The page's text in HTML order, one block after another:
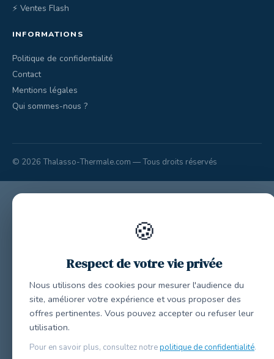
⚡ Ventes Flash
INFORMATIONS
Politique de confidentialité
Contact
Mentions légales
Qui sommes-nous ?
© 2026 Thalasso-Thermale.com — Tous droits réservés
🍪
Respect de votre vie privée
Nous utilisons des cookies pour mesurer l'audience du
site, améliorer votre expérience et vous proposer des
offres pertinentes. Vous pouvez accepter ou refuser leur
utilisation.
Pour en savoir plus, consultez notrepolitique de confidentialité.